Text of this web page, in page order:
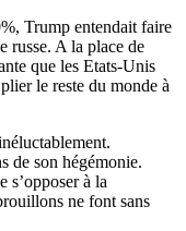
Trump entendait faire
russe. A la place de
que les Etats-Unis
le reste du monde à
de son hégémonie.
s’opposer à la
ne font sans